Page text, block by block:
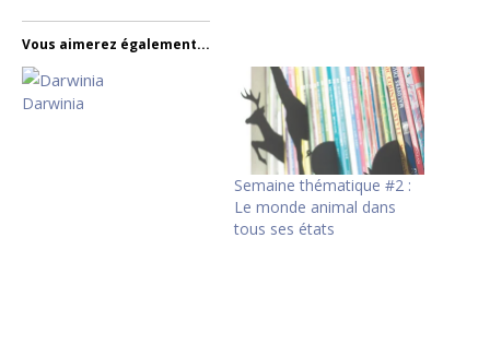
Vous aimerez également...
Darwinia
Semaine thématique #2 :
Le monde animal dans
tous ses états